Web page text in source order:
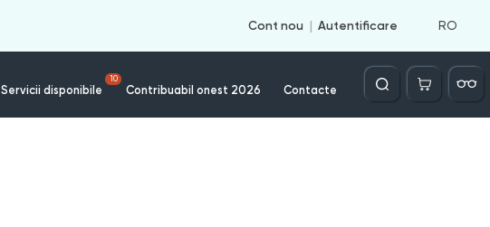
Cont nou Autentificare RO
Servicii disponibile
10
Contribuabil onest 2026 Contacte
Căutare